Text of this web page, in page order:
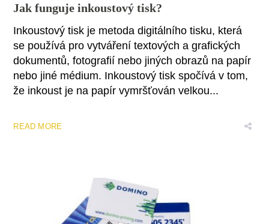
Jak funguje inkoustový tisk?
Inkoustový tisk je metoda digitálního tisku, která
se používá pro vytváření textových a grafických
dokumentů, fotografií nebo jiných obrazů na papír
nebo jiné médium. Inkoustový tisk spočívá v tom,
že inkoust je na papír vymršťován velkou...
READ MORE